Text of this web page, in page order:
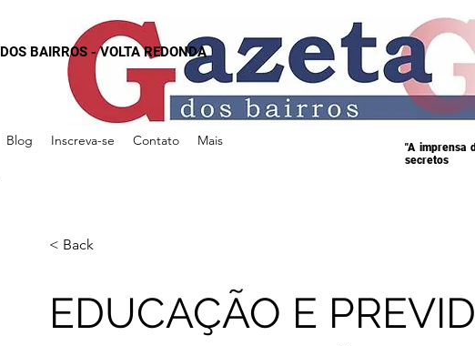
BAIRROS - VOLTA REDONDA
Blog Inscreva-se Contato Mais
"A imprensa
secretos
< Back
EDUCAÇÃO E